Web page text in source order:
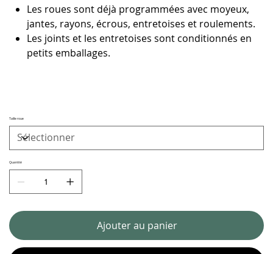
Les roues sont déjà programmées avec moyeux,
jantes, rayons, écrous, entretoises et roulements.
Les joints et les entretoises sont conditionnés en
petits emballages.
Taille roue
Quantité
Ajouter au panier